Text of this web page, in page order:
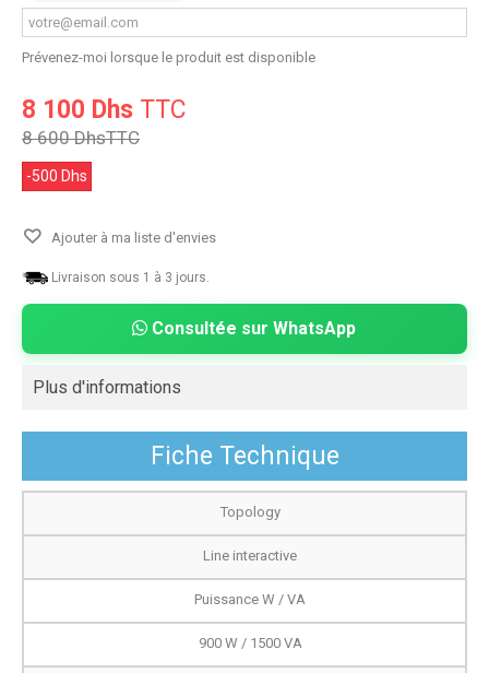
Prévenez-moi lorsque le produit est disponible
8 100 Dhs TTC
8 600 DhsTTC
-500 Dhs
Ajouter à ma liste d'envies
Livraison sous 1 à 3 jours.
Consultée sur WhatsApp
Plus d'informations
Fiche Technique
Topology
Line interactive
Puissance W / VA
900 W / 1500 VA